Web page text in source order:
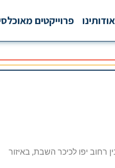
אודותינו פרוייקטים
רחוב יפו לכיכר השבת, באיזור